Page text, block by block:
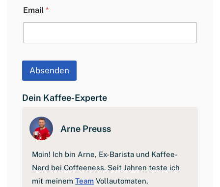
L
a
i
Email *
Absenden
Dein Kaffee-Experte
Arne Preuss
Moin! Ich bin Arne, Ex-Barista und Kaffee-
Nerd bei Coffeeness. Seit Jahren teste ich
mit meinem Team Vollautomaten,